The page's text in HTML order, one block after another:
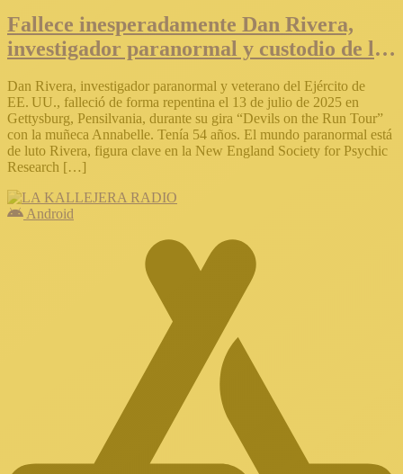
Fallece inesperadamente Dan Rivera,
investigador paranormal y custodio de la
Dan Rivera, investigador paranormal y veterano del Ejército de
EE. UU., falleció de forma repentina el 13 de julio de 2025 en
Gettysburg, Pensilvania, durante su gira “Devils on the Run Tour”
con la muñeca Annabelle. Tenía 54 años. El mundo paranormal está
de luto Rivera, figura clave en la New England Society for Psychic
Research […]
Android